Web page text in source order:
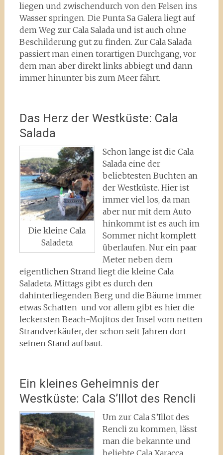
liegen und zwischendurch von den Felsen ins
Wasser springen. Die Punta Sa Galera liegt auf
dem Weg zur Cala Salada und ist auch ohne
Beschilderung gut zu finden. Zur Cala Salada
passiert man einen torartigen Durchgang, vor
dem man aber direkt links abbiegt und dann
immer hinunter bis zum Meer fährt.
Das Herz der Westküste: Cala
Salada
Die kleine Cala
Saladeta
Schon lange ist die Cala
Salada eine der
beliebtesten Buchten an
der Westküste. Hier ist
immer viel los, da man
aber nur mit dem Auto
hinkommt ist es auch im
Sommer nicht komplett
überlaufen. Nur ein paar
Meter neben dem
eigentlichen Strand liegt die kleine Cala
Saladeta. Mittags gibt es durch den
dahinterliegenden Berg und die Bäume immer
etwas Schatten und vor allem gibt es hier die
leckersten Beach-Mojitos der Insel vom netten
Strandverkäufer, der schon seit Jahren dort
seinen Stand aufbaut.
Ein kleines Geheimnis der
Westküste: Cala S’Illot des Rencli
Um zur Cala S’Illot des
Rencli zu kommen, lässt
man die bekannte und
beliebte Cala Xaracca